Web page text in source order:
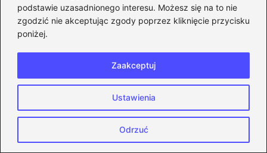
podstawie uzasadnionego interesu. Możesz się na to nie
zgodzić nie akceptując zgody poprzez kliknięcie przycisku
poniżej.
Ustawienia
Odrzuć
Zaakceptuj
Jak cieszyć się grami online na
Androidzie bez lagów: skuteczne porady